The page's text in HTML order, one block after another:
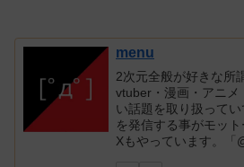
menu
2次元全般が好きな所
vtuber・漫画・アニメ
い話題を取り扱って
を発信する事がモット
Xもやっています。「